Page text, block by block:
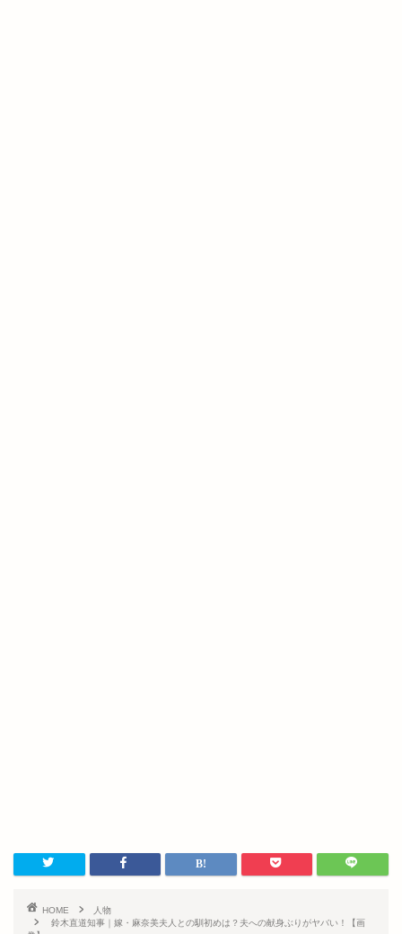
HOME
人物
鈴木直道知事｜嫁・麻奈美夫人との馴初めは？夫への献身ぶりがヤバい！【画